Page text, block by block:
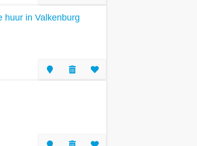
huur in Valkenburg